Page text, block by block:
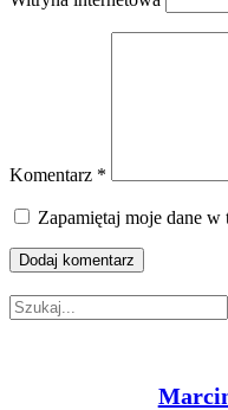
Komentarz *
Zapamiętaj moje dane w
Szukaj...